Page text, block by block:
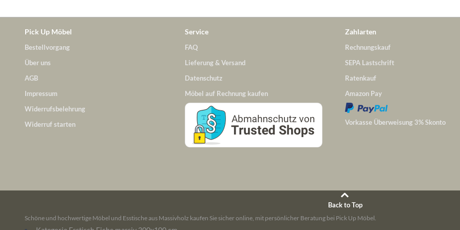
Pick Up Möbel
Bestellvorgang
Über uns
AGB
Impressum
Widerrufsbelehrung
Widerruf starten
Service
FAQ
Lieferung & Versand
Datenschutz
Möbel auf Rechnung kaufen
Zahlarten
Rechnungskauf
SEPA Lastschrift
Ratenkauf
Amazon Pay
Vorkasse Überweisung 3% Skonto
Back to Top
Schöne und hochwertige Möbel und Esstische aus Massivholz kaufen Sie sicher online, mit persönlicher Beratung bei Pick Up Möbel.